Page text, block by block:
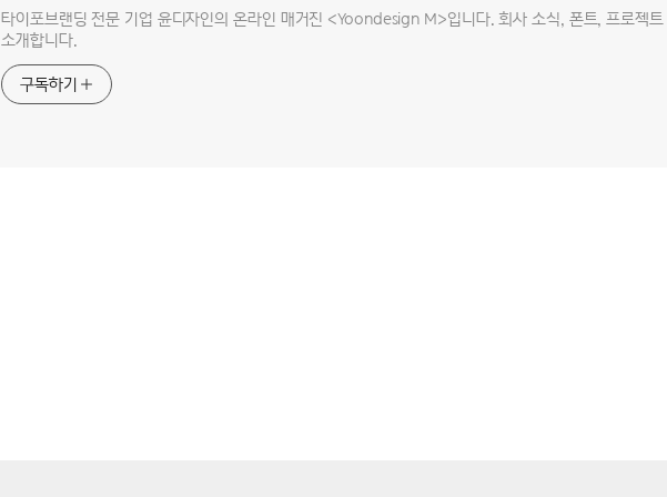
타이포브랜딩 전문 기업 윤디자인의 온라인 매거진 <Yoondesign M>입니다. 회사 소식, 폰트, 프로젝트
소개합니다.
구독하기